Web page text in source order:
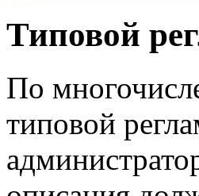
Типовой
По
типовой